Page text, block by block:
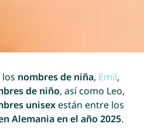
nombres de niña, Emil,
de niño, así como Leo,
unisexestán entre los
Alemania en el año 2025.